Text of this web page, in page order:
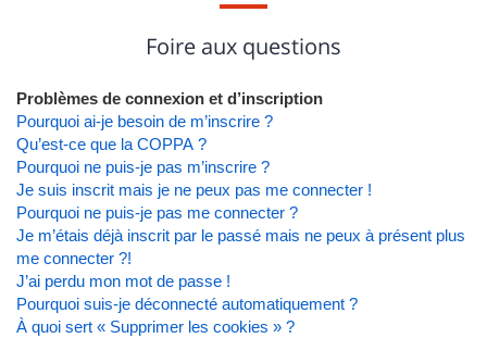
Foire aux questions
Problèmes de connexion et d’inscription
Pourquoi ai-je besoin de m’inscrire ?
Qu’est-ce que la COPPA ?
Pourquoi ne puis-je pas m’inscrire ?
Je suis inscrit mais je ne peux pas me connecter !
Pourquoi ne puis-je pas me connecter ?
Je m’étais déjà inscrit par le passé mais ne peux à présent plus
me connecter ?!
J’ai perdu mon mot de passe !
Pourquoi suis-je déconnecté automatiquement ?
À quoi sert « Supprimer les cookies » ?